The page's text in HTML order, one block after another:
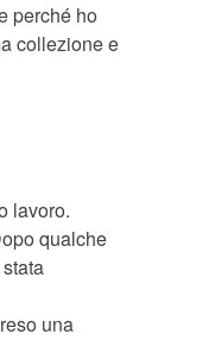
perché ho
collezione e
lavoro.
qualche
una